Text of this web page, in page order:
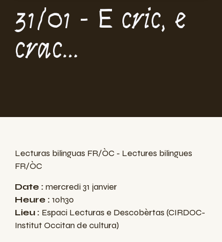
31/01 - E cric, e
crac...
Lecturas bilinguas FR/ÒC - Lectures bilingues
FR/ÒC
Date : mercredi 31 janvier
Heure : 10h30
Lieu : Espaci Lecturas e Descobèrtas (CIRDOC-
Institut Occitan de cultura)